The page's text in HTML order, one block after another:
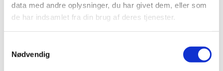
data med andre oplysninger, du har givet dem, eller som
de har indsamlet fra din brug af deres tjenester.
Nødvendig